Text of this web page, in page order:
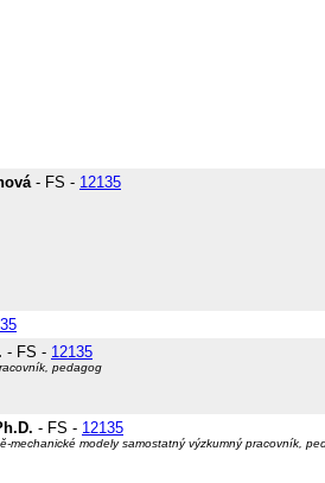
- FS - 12135
- FS - 12135
pedagog
- FS - 12135
mechanické modely samostatný výzkumný pracovník,